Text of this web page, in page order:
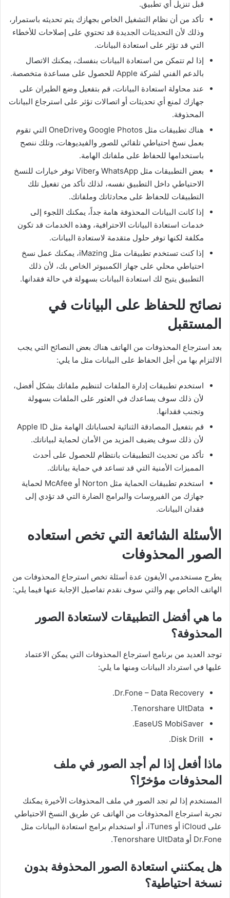
قبل تنزيل أي تطبيق.
تأكد من أن نظام التشغيل الخاص بجهازك يتم تحديثه باستمرار،
وذلك لأن التحديثات الجديدة قد تحتوي على إصلاحات للأخطاء
التي قد تؤثر على استعادة البيانات.
إذا لم تتمكن من استعادة البيانات بنفسك، يمكنك الاتصال
بالدعم الفني لشركة Apple للحصول على مساعدة متخصصة.
عند محاولة استعادة البيانات، قم بتفعيل وضع الطيران على
جهازك لمنع أي تحديثات أو اتصالات تؤثر على استرجاع البيانات
المحذوفة.
هناك تطبيقات مثل Google Photos وOneDrive التي تقوم
بعمل نسخ احتياطي تلقائي للصور والفيديوهات، وتلك ننصح
باستخدامها للحفاظ على ملفاتك الهامة.
بعض التطبيقات مثل WhatsApp وViber توفر خيارات للنسخ
الاحتياطي داخل التطبيق نفسه، لذلك تأكد من تفعيل تلك
التطبيقات للحفاظ على محادثاتك وملفاتك.
إذا كانت البيانات المحذوفة هامة جداً، يمكنك اللجوء إلى
خدمات استعادة البيانات الاحترافية، وهذه الخدمات قد تكون
مكلفة لكنها توفر حلول متقدمة لاستعادة البيانات.
إذا كنت تستخدم تطبيقات مثل iMazing، يمكنك عمل نسخ
احتياطي محلي على جهاز الكمبيوتر الخاص بك، لأن ذلك
التطبيق يتيح لك استعادة البيانات بسهولة في حالة فقدانها.
نصائح للحفاظ على البيانات في
المستقبل
بعد استرجاع المحذوفات من الهاتف هناك بعض النصائح التي يجب
الالتزام بها من أجل الحفاظ على البيانات مثل ما يلي:
استخدم تطبيقات إدارة الملفات لتنظيم ملفاتك بشكل أفضل،
لأن ذلك سوف يساعدك في العثور على الملفات بسهولة
وتجنب فقدانها.
قم بتفعيل المصادقة الثنائية لحساباتك الهامة مثل Apple ID
لأن ذلك سوف يضيف المزيد من الأمان لحماية لبياناتك.
تأكد من تحديث التطبيقات بانتظام للحصول على أحدث
المميزات الأمنية التي قد تساعد في حماية بياناتك.
استخدم تطبيقات الحماية مثل Norton أو McAfee لحماية
جهازك من الفيروسات والبرامج الضارة التي قد تؤدي إلى
فقدان البيانات.
الأسئلة الشائعة التي تخص استعاده
الصور المحذوفات
يطرح مستخدمي الأيفون عدة أسئلة تخص استرجاع المحذوفات من
الهاتف الخاص بهم والتي سوف نقدم تفاصيل الإجابة عنها فيما يلي:
ما هي أفضل التطبيقات لاستعادة الصور
المحذوفة؟
توجد العديد من برنامج استرجاع المحذوفات التي يمكن الاعتماد
عليها في استرداد البيانات ومنها ما يلي:
Dr.Fone – Data Recovery.
Tenorshare UltData.
EaseUS MobiSaver.
Disk Drill.
ماذا أفعل إذا لم أجد الصور في ملف
المحذوفات مؤخرًا؟
المستخدم إذا لم تجد الصور في ملف المحذوفات الأخيرة يمكنك
تجربة استرجاع المحذوفات من الهاتف عن طريق النسخ الاحتياطي
على iCloud أو iTunes، أو استخدام برامج استعادة البيانات مثل
Dr.Fone أو Tenorshare UltData.
هل يمكنني استعادة الصور المحذوفة بدون
نسخة احتياطية؟